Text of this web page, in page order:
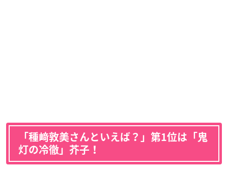
「種﨑敦美さんといえば？」第1位は「鬼
灯の冷徹」芥子！